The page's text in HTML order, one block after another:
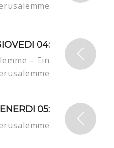
04:
– Ein
05: